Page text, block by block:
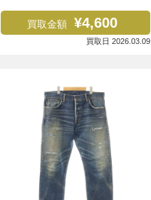
買取金額 ¥4,600
買取日 2026.03.09